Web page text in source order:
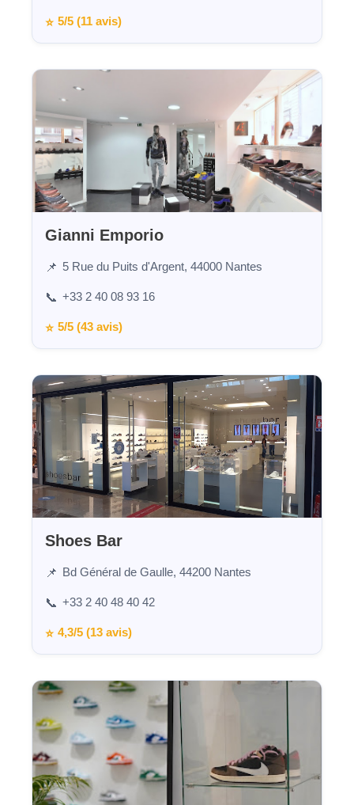
⭐ 5/5 (11 avis)
Gianni Emporio
📌 5 Rue du Puits d'Argent, 44000 Nantes
📞 +33 2 40 08 93 16
⭐ 5/5 (43 avis)
Shoes Bar
📌 Bd Général de Gaulle, 44200 Nantes
📞 +33 2 40 48 40 42
⭐ 4,3/5 (13 avis)